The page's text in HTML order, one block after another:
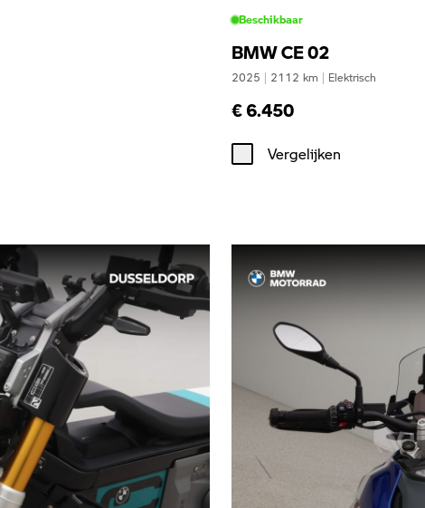
Beschikbaar
BMW CE 02
2025 | 2112 km | Elektrisch
€ 6.450
Vergelijken